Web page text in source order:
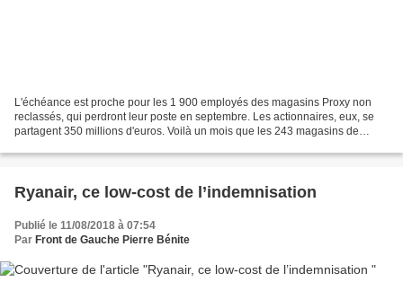
L'échéance est proche pour les 1 900 employés des magasins Proxy non
reclassés, qui perdront leur poste en septembre. Les actionnaires, eux, se
partagent 350 millions d'euros. Voilà un mois que les 243 magasins de
Ryanair, ce low-cost de l’indemnisation
Publié le 11/08/2018 à 07:54
Par Front de Gauche Pierre Bénite